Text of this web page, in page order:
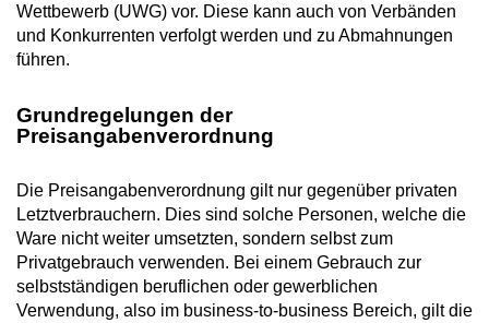
Wettbewerb (UWG) vor. Diese kann auch von Verbänden
und Konkurrenten verfolgt werden und zu Abmahnungen
führen.
Grundregelungen der
Preisangabenverordnung
Die Preisangabenverordnung gilt nur gegenüber privaten
Letztverbrauchern. Dies sind solche Personen, welche die
Ware nicht weiter umsetzten, sondern selbst zum
Privatgebrauch verwenden. Bei einem Gebrauch zur
selbstständigen beruflichen oder gewerblichen
Verwendung, also im business-to-business Bereich, gilt die